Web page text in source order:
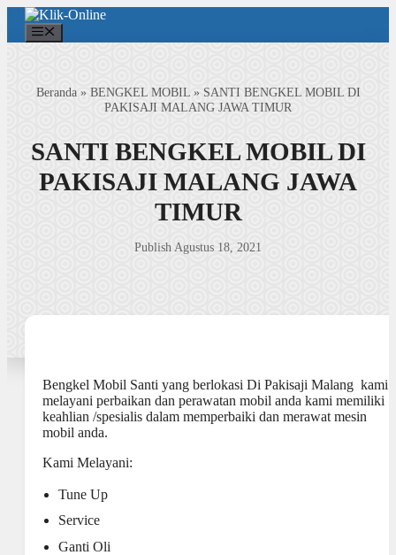
Langsung
isi
Beranda» BENGKEL MOBIL» SANTI BENGKEL MOBIL DI
PAKISAJI MALANG JAWA TIMUR
SANTI BENGKEL MOBIL DI
PAKISAJI MALANG JAWA
TIMUR
Publish Agustus 18, 2021
Bengkel Mobil Santi yang berlokasi Di Pakisaji Malang kami
melayani perbaikan dan perawatan mobil anda kami memiliki
keahlian /spesialis dalam memperbaiki dan merawat mesin
mobil anda.
Kami Melayani:
Tune Up
Service
Ganti Oli